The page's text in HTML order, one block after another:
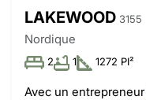
LAKEWOOD 3155
Nordique
2 1 1272 PI²
Avec un entrepreneur